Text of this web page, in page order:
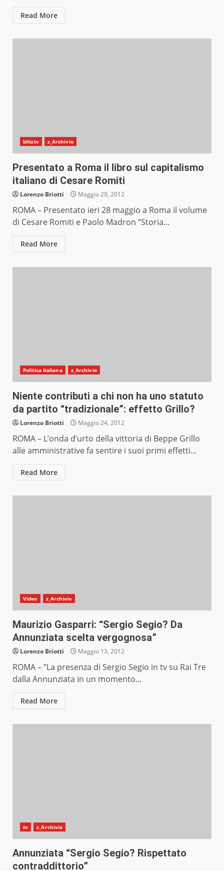
Read More
blitztv z_Archivio
Presentato a Roma il libro sul capitalismo
italiano di Cesare Romiti
Lorenzo Briotti Maggio 29, 2012
ROMA – Presentato ieri 28 maggio a Roma il volume
di Cesare Romiti e Paolo Madron “Storia...
Read More
Politica Italiana z_Archivio
Niente contributi a chi non ha uno statuto
da partito “tradizionale”: effetto Grillo?
Lorenzo Briotti Maggio 24, 2012
ROMA – L’onda d’urto della vittoria di Beppe Grillo
alle amministrative fa sentire i suoi primi effetti...
Read More
Video z_Archivio
Maurizio Gasparri: “Sergio Segio? Da
Annunziata scelta vergognosa”
Lorenzo Briotti Maggio 13, 2012
ROMA – ”La presenza di Sergio Segio in tv su Rai Tre
dalla Annunziata in un momento...
Read More
tv z_Archivio
Annunziata “Sergio Segio? Rispettato
contraddittorio”